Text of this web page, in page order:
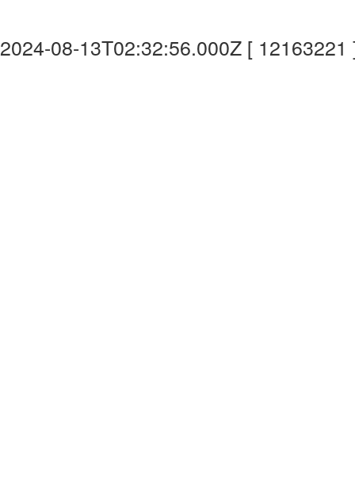
2024-08-13T02:32:56.000Z [ 12163221